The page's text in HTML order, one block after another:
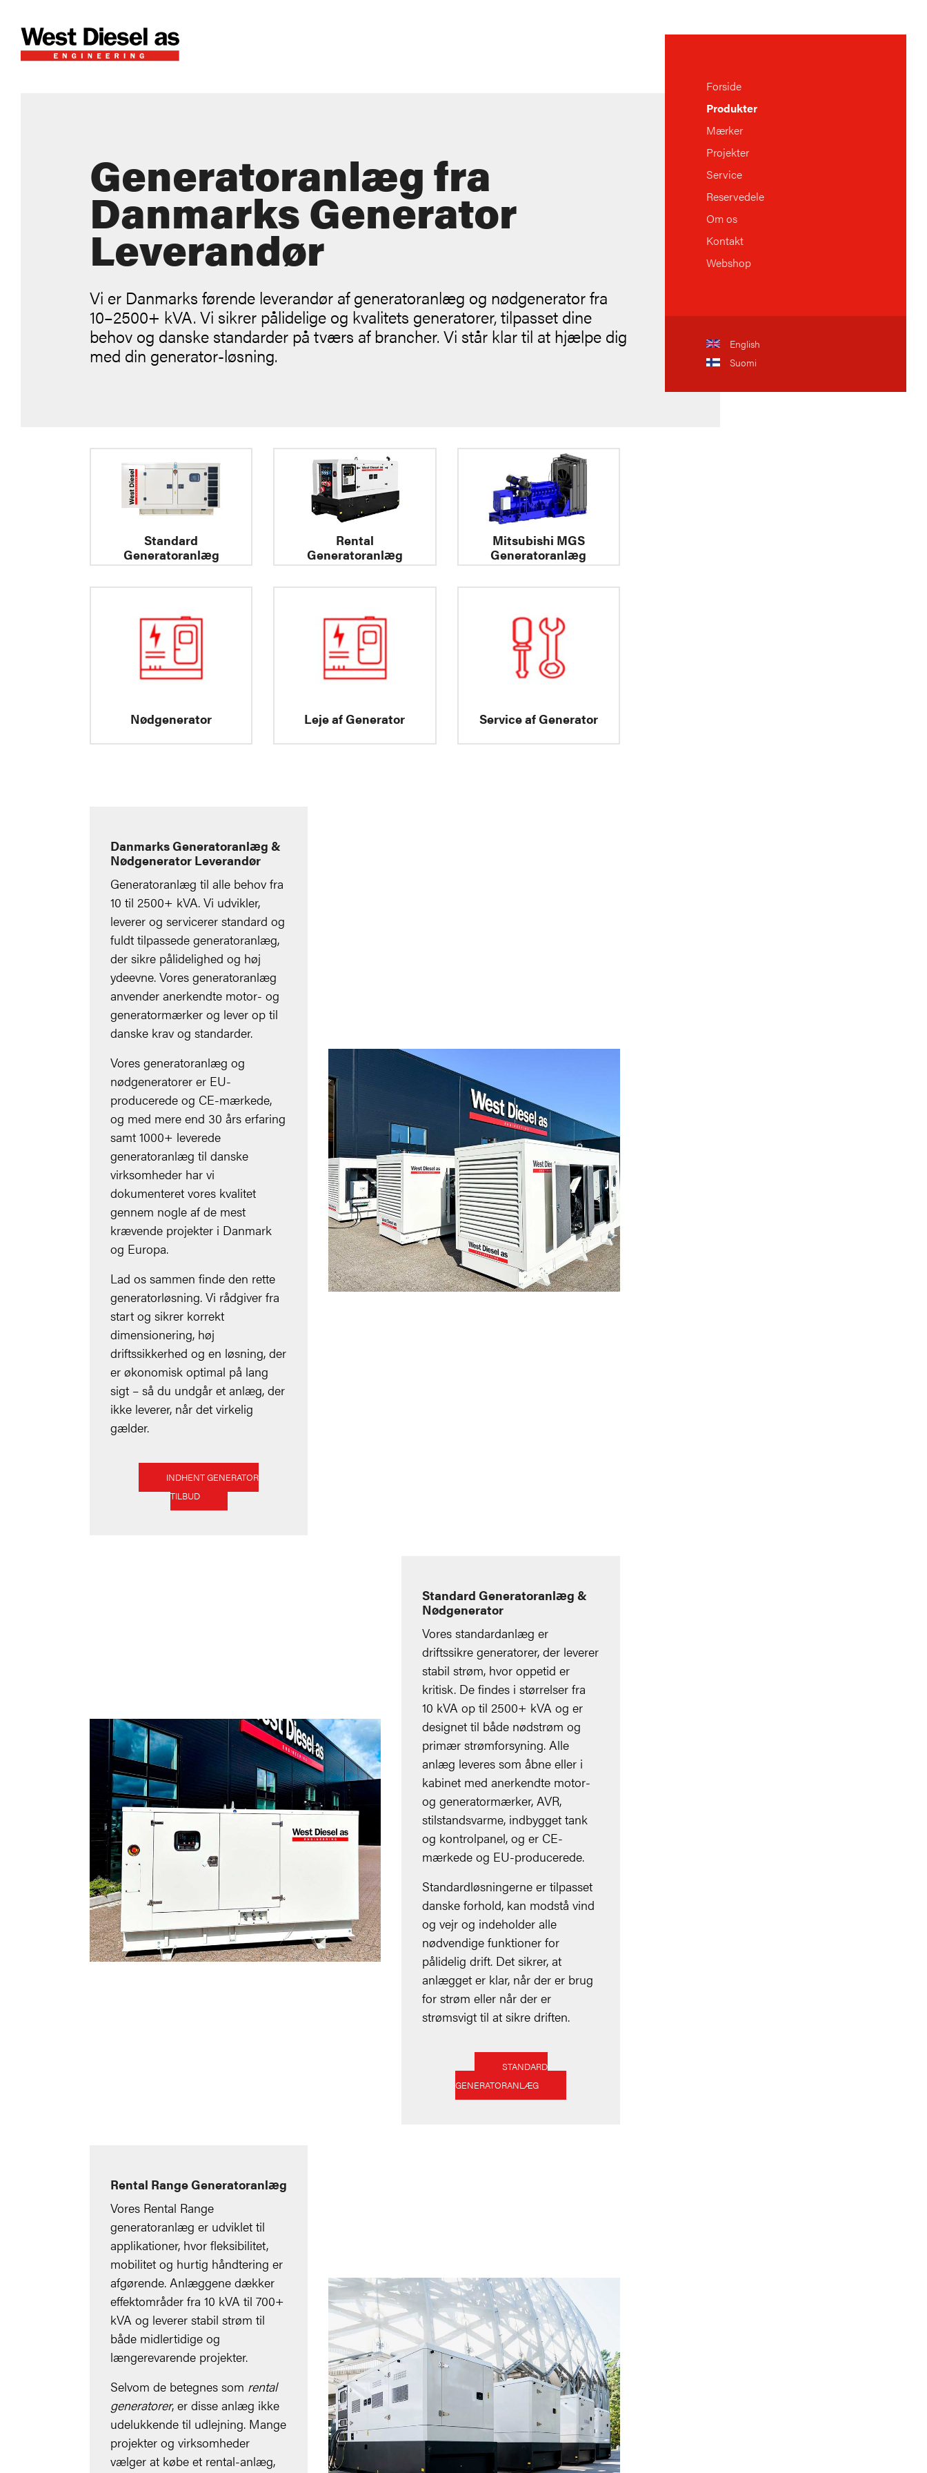
Forside
Produkter
Mærker
Projekter
Service
Reservedele
Om os
Kontakt
Webshop
English
Suomi
Generatoranlæg fra
Danmarks Generator
Leverandør
Vi er Danmarks førende leverandør af generatoranlæg og nødgenerator fra
10–2500+ kVA. Vi sikrer pålidelige og kvalitets generatorer, tilpasset dine
behov og danske standarder på tværs af brancher. Vi står klar til at hjælpe dig
med din generator-løsning.
Standard
Generatoranlæg
Rental
Generatoranlæg
Mitsubishi MGS
Generatoranlæg
Nødgenerator Leje af Generator Service af Generator
Danmarks Generatoranlæg &
Nødgenerator Leverandør
Generatoranlæg til alle behov fra
10 til 2500+ kVA. Vi udvikler,
leverer og servicerer standard og
fuldt tilpassede generatoranlæg,
der sikre pålidelighed og høj
ydeevne. Vores generatoranlæg
anvender anerkendte motor- og
generatormærker og lever op til
danske krav og standarder.
Vores generatoranlæg og
nødgeneratorer er EU-
producerede og CE-mærkede,
og med mere end 30 års erfaring
samt 1000+ leverede
generatoranlæg til danske
virksomheder har vi
dokumenteret vores kvalitet
gennem nogle af de mest
krævende projekter i Danmark
og Europa.
Lad os sammen finde den rette
generatorløsning. Vi rådgiver fra
start og sikrer korrekt
dimensionering, høj
driftssikkerhed og en løsning, der
er økonomisk optimal på lang
sigt – så du undgår et anlæg, der
ikke leverer, når det virkelig
gælder.
INDHENT GENERATOR
TILBUD
Standard Generatoranlæg &
Nødgenerator
Vores standardanlæg er
driftssikre generatorer, der leverer
stabil strøm, hvor oppetid er
kritisk. De findes i størrelser fra
10 kVA op til 2500+ kVA og er
designet til både nødstrøm og
primær strømforsyning. Alle
anlæg leveres som åbne eller i
kabinet med anerkendte motor-
og generatormærker, AVR,
stilstandsvarme, indbygget tank
og kontrolpanel, og er CE-
mærkede og EU-producerede.
Standardløsningerne er tilpasset
danske forhold, kan modstå vind
og vejr og indeholder alle
nødvendige funktioner for
pålidelig drift. Det sikrer, at
anlægget er klar, når der er brug
for strøm eller når der er
strømsvigt til at sikre driften.
STANDARD
GENERATORANLÆG
Rental Range Generatoranlæg
Vores Rental Range
generatoranlæg er udviklet til
applikationer, hvor fleksibilitet,
mobilitet og hurtig håndtering er
afgørende. Anlæggene dækker
effektområder fra 10 kVA til 700+
kVA og leverer stabil strøm til
både midlertidige og
længerevarende projekter.
Selvom de betegnes som rental
generatorer, er disse anlæg ikke
udelukkende til udlejning. Mange
projekter og virksomheder
vælger at købe et rental-anlæg,